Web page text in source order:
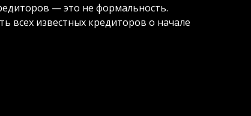
— это не формальность.
всех известных кредиторов о начале